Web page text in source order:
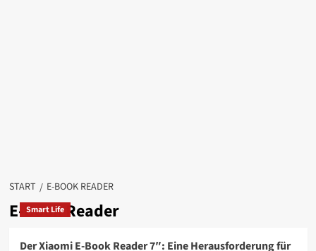
START E-BOOK READER
E-Book Reader
Smart Life
Der Xiaomi E-Book Reader 7″: Eine Herausforderung für